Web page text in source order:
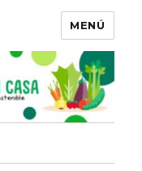
MENÚ